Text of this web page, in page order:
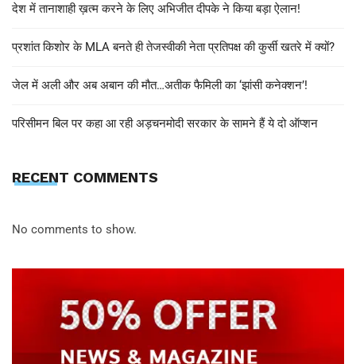
देश में तानाशाही ख़त्म करने के लिए अभिजीत दीपके ने किया बड़ा ऐलान!
प्रशांत किशोर के MLA बनते ही तेजस्वीकी नेता प्रतिपक्ष की कुर्सी खतरे में क्यों?
जेल में अली और अब अबान की मौत…अतीक फैमिली का ‘झांसी कनेक्शन’!
परिसीमन बिल पर कहा आ रही अड़चनमोदी सरकार के सामने हैं ये दो ऑप्शन
RECENT COMMENTS
No comments to show.